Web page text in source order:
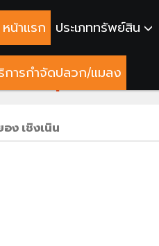
น้าแรก ประเภททรัพย์สิน
การกำจัดปลวก/แมลง
ยอง หัวมุมแปลงสวย
อง เชิงเนิน